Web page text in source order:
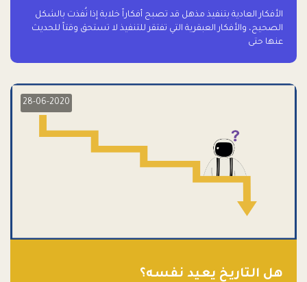
الأفكار العادية بتنفيذ مذهل قد تصبح أفكاراً خلابة إذا نُفذت بالشكل
الصحيح، والأفكار العبقرية التي تفتقر للتنفيذ لا تستحق وقتاً للحديث
عنها حتى
28-06-2020
هل التاريخ يعيد نفسه؟